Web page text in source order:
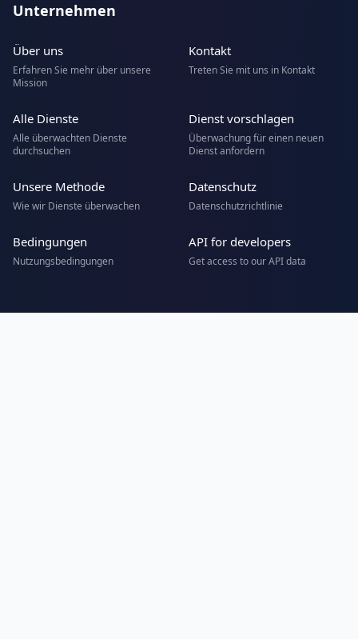
Unternehmen
Über uns
Erfahren Sie mehr über unsere
Mission
Kontakt
Treten Sie mit uns in Kontakt
Alle Dienste
Alle überwachten Dienste
durchsuchen
Dienst vorschlagen
Überwachung für einen neuen
Dienst anfordern
Unsere Methode
Wie wir Dienste überwachen
Datenschutz
Datenschutzrichtlinie
Bedingungen
Nutzungsbedingungen
API for developers
Get access to our API data